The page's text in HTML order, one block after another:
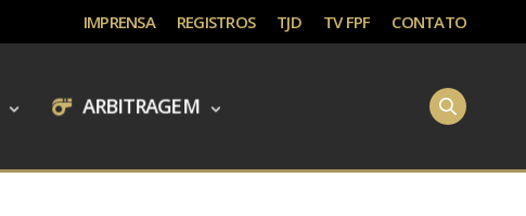
IMPRENSA REGISTROS TJD TV FPF CONTATO
ARBITRAGEM